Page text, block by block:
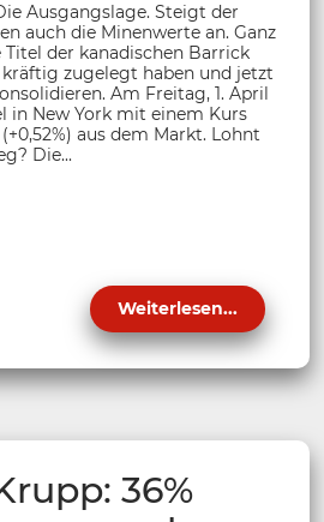
Ausgangslage. Steigt der
auch die Minenwerte an. Ganz
der kanadischen Barrick
kräftig zugelegt haben und jetzt
Am Freitag, 1. April
in New York mit einem Kurs
aus dem Markt. Lohnt
Die...
Weiterlesen...
36%